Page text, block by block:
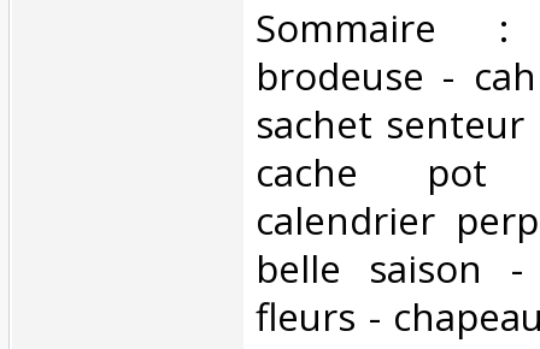
‎Sommaire
brodeuse -
sachet
cache pot
calendrier
belle saison
fleurs -